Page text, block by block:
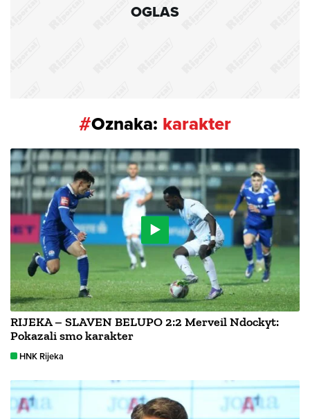
OGLAS
#Oznaka: karakter
RIJEKA – SLAVEN BELUPO 2:2 Merveil Ndockyt:
Pokazali smo karakter
HNK Rijeka